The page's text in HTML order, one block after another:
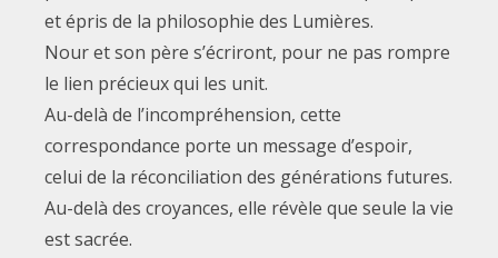
et épris de la philosophie des Lumières.
Nour et son père s’écriront, pour ne pas rompre
le lien précieux qui les unit.
Au-delà de l’incompréhension, cette
correspondance porte un message d’espoir,
celui de la réconciliation des générations futures.
Au-delà des croyances, elle révèle que seule la vie
est sacrée.